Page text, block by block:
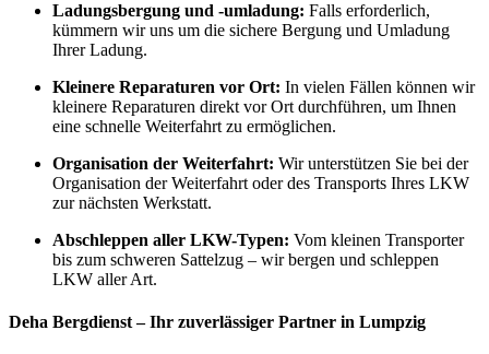
Ladungsbergung und -umladung: Falls erforderlich,
kümmern wir uns um die sichere Bergung und Umladung
Ihrer Ladung.
Kleinere Reparaturen vor Ort: In vielen Fällen können wir
kleinere Reparaturen direkt vor Ort durchführen, um Ihnen
eine schnelle Weiterfahrt zu ermöglichen.
Organisation der Weiterfahrt: Wir unterstützen Sie bei der
Organisation der Weiterfahrt oder des Transports Ihres LKW
zur nächsten Werkstatt.
Abschleppen aller LKW-Typen: Vom kleinen Transporter
bis zum schweren Sattelzug – wir bergen und schleppen
LKW aller Art.
Deha Bergdienst – Ihr zuverlässiger Partner in Lumpzig